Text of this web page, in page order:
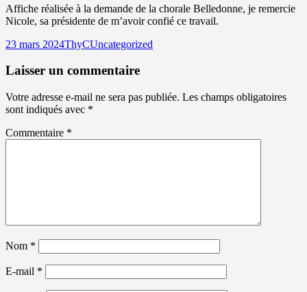
Affiche réalisée à la demande de la chorale Belledonne, je remercie
Nicole, sa présidente de m’avoir confié ce travail.
Publié
23 mars 2024Auteur
ThyCCatégories
Uncategorized
Laisser un commentaire
Votre adresse e-mail ne sera pas publiée. Les champs obligatoires
sont indiqués avec *
Commentaire *
Nom *
E-mail *